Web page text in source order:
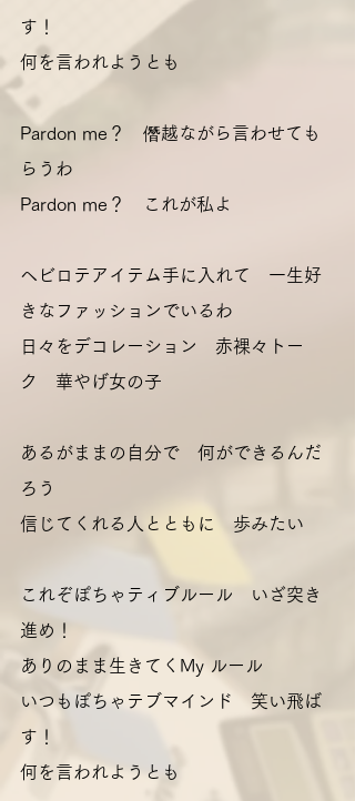
す！
何を言われようとも
Pardon me？　僭越ながら言わせても
らうわ
Pardon me？　これが私よ
ヘビロテアイテム手に入れて　一生好
きなファッションでいるわ
日々をデコレーション　赤裸々トー
ク　華やげ女の子
あるがままの自分で　何ができるんだ
ろう
信じてくれる人とともに　歩みたい
これぞぽちゃティブルール　いざ突き
進め！
ありのまま生きてくMy ルール
いつもぽちゃテブマインド　笑い飛ば
す！
何を言われようとも